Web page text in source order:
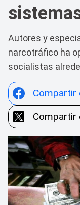
Autores y
narcotráfico ha
socialistas
Compartir
Compartir